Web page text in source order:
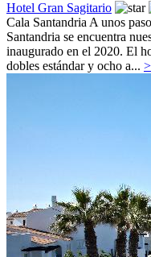
Hotel Gran Sagitario
Cala SantandriaA unos
Santandria se encuentra
inaugurado en el 2020. El
dobles estándar y ocho a... >